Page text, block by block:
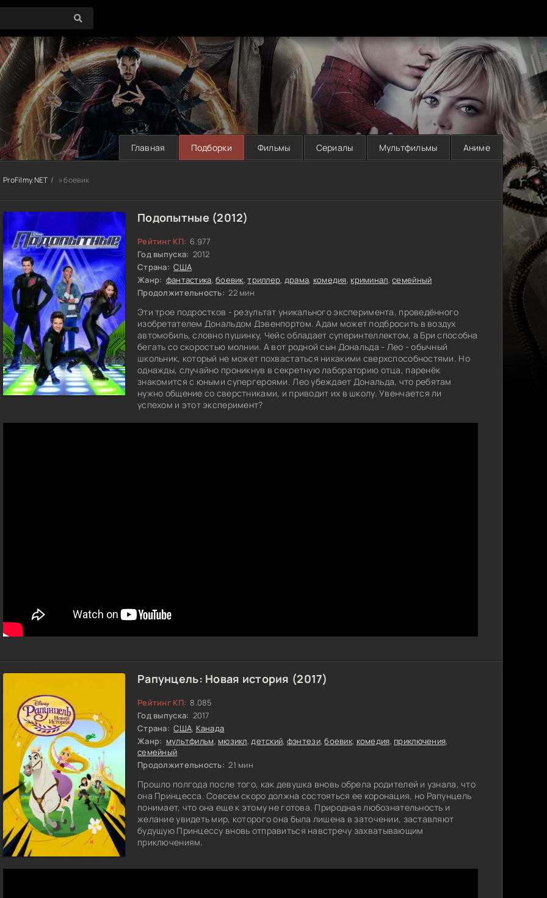
Главная Подборки Фильмы Сериалы Мультфильмы Аниме
ProFilmy.NET » боевик
Подопытные (2012)
Рейтинг КП: 6.977
Год выпуска: 2012
Страна: США
Жанр: фантастика,боевик,триллер, драма, комедия, криминал,семейный
Продолжительность: 22 мин
Эти трое подростков - результат уникального эксперимента, проведённого
изобретателем Дональдом Дэвенпортом. Адам может подбросить в воздух
автомобиль, словно пушинку, Чейс обладает суперинтеллектом, а Бри способна
бегать со скоростью молнии. А вот родной сын Дональда - Лео - обычный
школьник, который не может похвастаться никакими сверхспособностями. Но
однажды, случайно проникнув в секретную лабораторию отца, паренёк
знакомится с юными супергероями. Лео убеждает Дональда, что ребятам
нужно общение со сверстниками, и приводит их в школу. Увенчается ли
успехом и этот эксперимент?
Рапунцель: Новая история (2017)
Рейтинг КП: 8.085
Год выпуска: 2017
Страна: США, Канада
Жанр: мультфильм, мюзикл,детский, фэнтези,боевик, комедия, приключения,
семейный
Продолжительность: 21 мин
Прошло полгода после того, как девушка вновь обрела родителей и узнала, что
она Принцесса. Совсем скоро должна состояться ее коронация, но Рапунцель
понимает, что она еще к этому не готова. Природная любознательность и
желание увидеть мир, которого она была лишена в заточении, заставляют
будущую Принцессу вновь отправиться навстречу захватывающим
приключениям.